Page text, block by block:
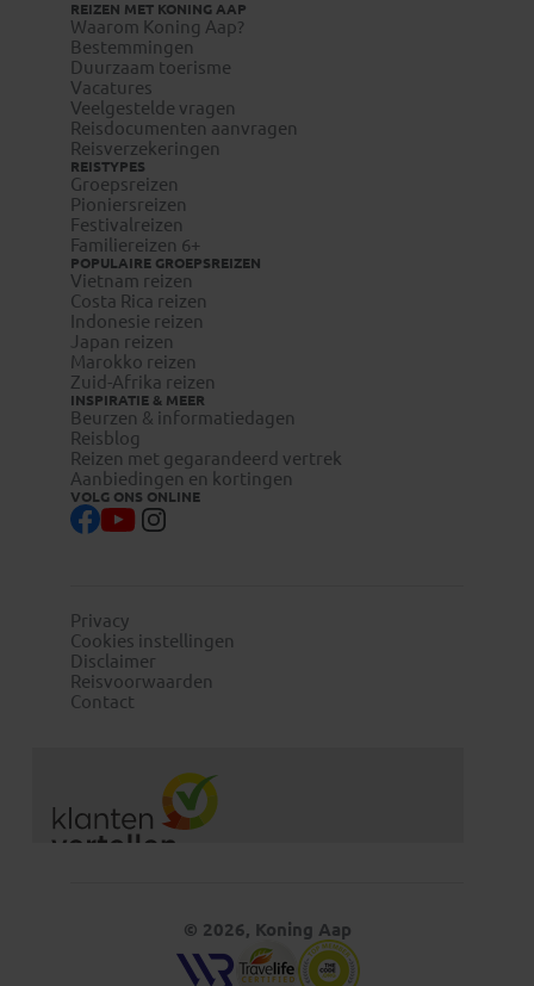
REIZEN MET KONING AAP
Waarom Koning Aap?
Bestemmingen
Duurzaam toerisme
Vacatures
Veelgestelde vragen
Reisdocumenten aanvragen
Reisverzekeringen
REISTYPES
Groepsreizen
Pioniersreizen
Festivalreizen
Familiereizen 6+
POPULAIRE GROEPSREIZEN
Vietnam reizen
Costa Rica reizen
Indonesie reizen
Japan reizen
Marokko reizen
Zuid-Afrika reizen
INSPIRATIE & MEER
Beurzen & informatiedagen
Reisblog
Reizen met gegarandeerd vertrek
Aanbiedingen en kortingen
VOLG ONS ONLINE
Privacy
Cookies instellingen
Disclaimer
Reisvoorwaarden
Contact
© 2026, Koning Aap